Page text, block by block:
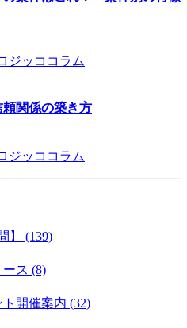
ジッココラム
頼関係の築き方
ジッココラム
】 (139)
ス (8)
開催案内 (32)